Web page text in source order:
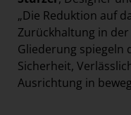
„Die Reduktion auf
Zurückhaltung in
Gliederung spiegeln
Sicherheit,
Ausrichtung in